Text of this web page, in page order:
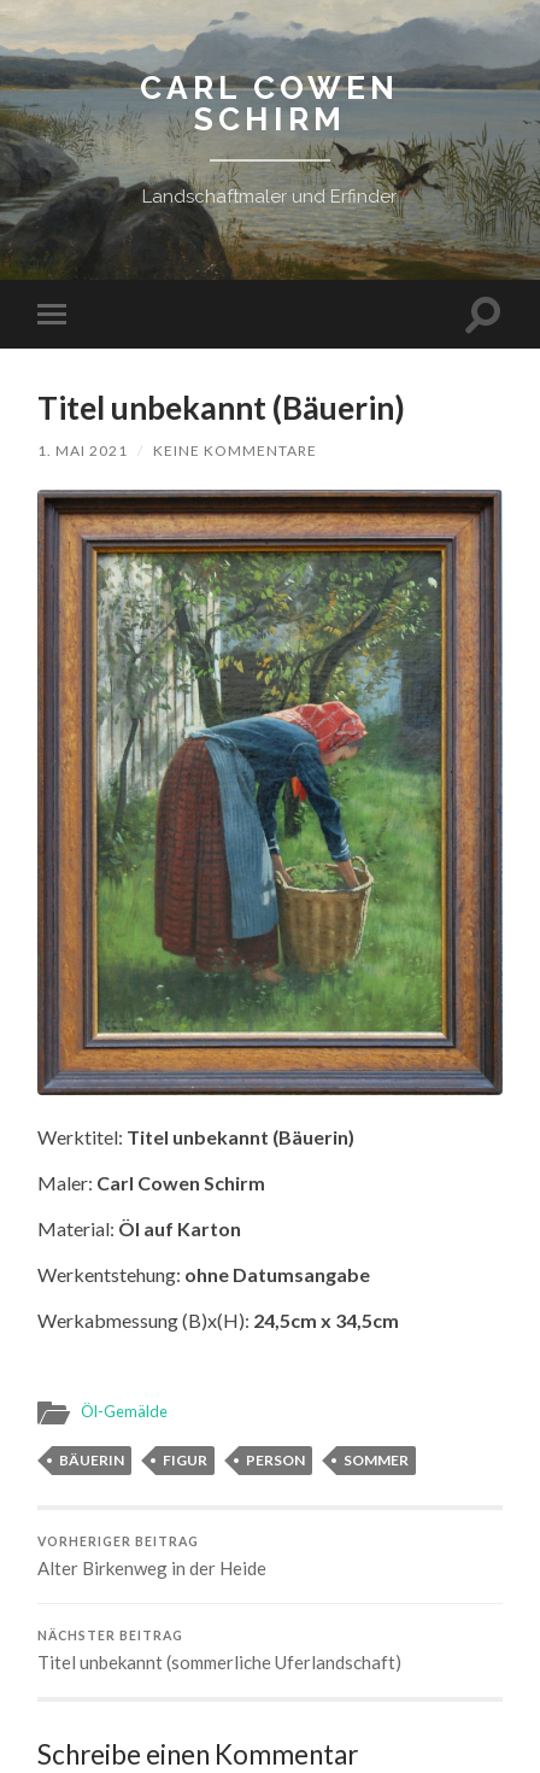
CARL COWEN
SCHIRM
Landschaftmaler und Erfinder
Mobile-
Menü
Titel unbekannt (Bäuerin)
1. MAI 2021 / KEINE KOMMENTARE
Werktitel: Titel unbekannt (Bäuerin)
Maler: Carl Cowen Schirm
Material: Öl auf Karton
Werkentstehung: ohne Datumsangabe
Werkabmessung (B)x(H): 24,5cm x 34,5cm
Öl-Gemälde
BÄUERIN FIGUR PERSON SOMMER
VORHERIGER BEITRAG
Alter Birkenweg in der Heide
NÄCHSTER BEITRAG
Titel unbekannt (sommerliche Uferlandschaft)
Schreibe einen Kommentar